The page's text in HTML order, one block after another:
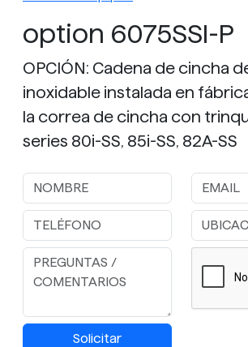
option 6075SSI-P
OPCIÓN: Cadena de cincha
inoxidable instalada en
la correa de cincha con
series 80i-SS, 85i-SS, 82A-SS
Solicitar